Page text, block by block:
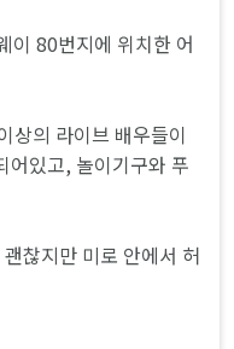
이 80번지에 위치한 어
상의 라이브 배우들이
어있고, 놀이기구와 푸
찮지만 미로 안에서 허